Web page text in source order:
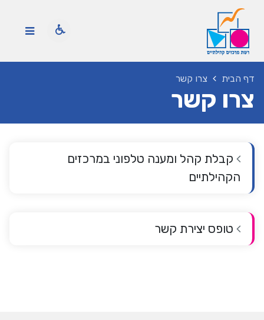
דף הבית צרו קשר
צרו קשר
קבלת קהל ומענה טלפוני במרכזים
הקהילתיים
טופס יצירת קשר